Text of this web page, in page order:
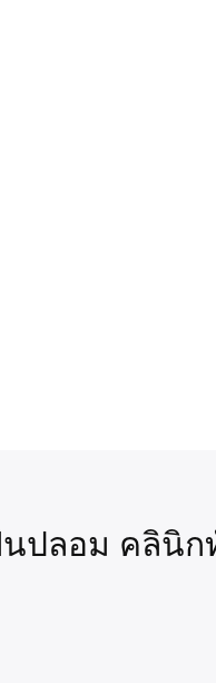
ปลอม คลินิก